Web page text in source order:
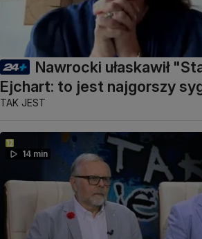
Nawrocki ułaskawił
Ejchart: to jest najgorszy
TAK JEST
14 min